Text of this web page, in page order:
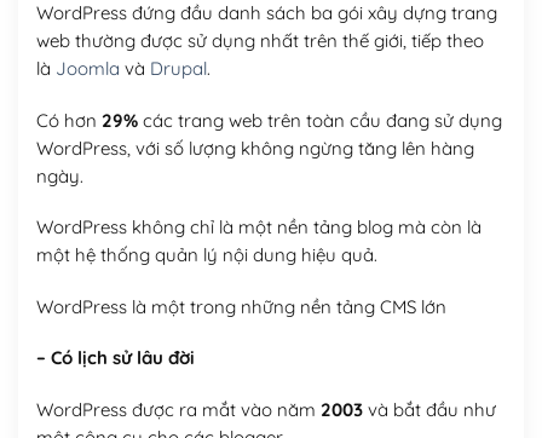
WordPress đứng đầu danh sách ba gói xây dựng trang
web thường được sử dụng nhất trên thế giới, tiếp theo
là Joomla và Drupal.
Có hơn 29%các trang web trên toàn cầu đang sử dụng
WordPress, với số lượng không ngừng tăng lên hàng
ngày.
WordPress không chỉ là một nền tảng blog mà còn là
một hệ thống quản lý nội dung hiệu quả.
WordPress là một trong những nền tảng CMS lớn
– Có lịch sử lâu đời
WordPress được ra mắt vào năm 2003và bắt đầu như